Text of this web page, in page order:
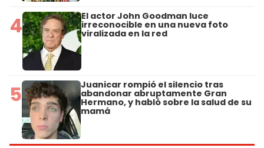
4 El actor John Goodman luce
irreconocible en una nueva foto
viralizada en la red
5 Juanicar rompió el silencio tras
abandonar abruptamente Gran
Hermano, y habló sobre la salud de su
mamá